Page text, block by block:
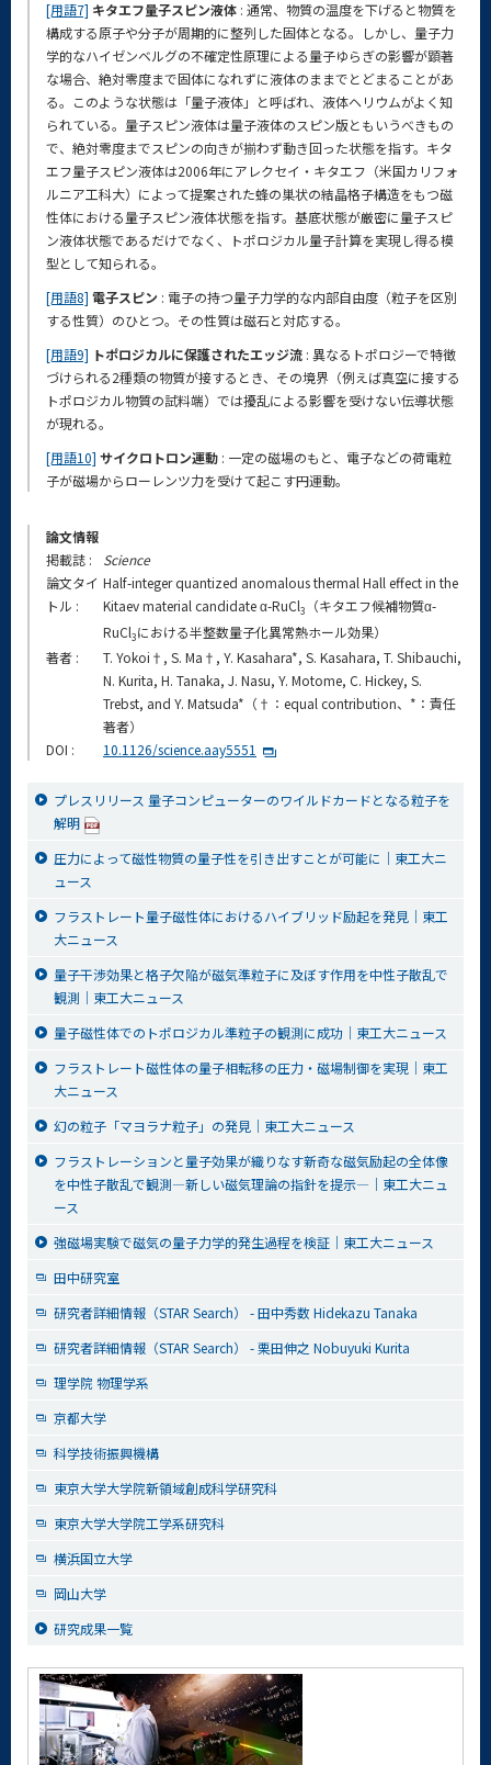
[用語7] キタエフ量子スピン液体 : 通常、物質の温度を下げると物質を
構成する原子や分子が周期的に整列した固体となる。しかし、量子力
学的なハイゼンベルグの不確定性原理による量子ゆらぎの影響が顕著
な場合、絶対零度まで固体になれずに液体のままでとどまることがあ
る。このような状態は「量子液体」と呼ばれ、液体ヘリウムがよく知
られている。量子スピン液体は量子液体のスピン版ともいうべきもの
で、絶対零度までスピンの向きが揃わず動き回った状態を指す。キタ
エフ量子スピン液体は2006年にアレクセイ・キタエフ（米国カリフォ
ルニア工科大）によって提案された蜂の巣状の結晶格子構造をもつ磁
性体における量子スピン液体状態を指す。基底状態が厳密に量子スピ
ン液体状態であるだけでなく、トポロジカル量子計算を実現し得る模
型として知られる。
[用語8] 電子スピン : 電子の持つ量子力学的な内部自由度（粒子を区別
する性質）のひとつ。その性質は磁石と対応する。
[用語9] トポロジカルに保護されたエッジ流 : 異なるトポロジーで特徴
づけられる2種類の物質が接するとき、その境界（例えば真空に接する
トポロジカル物質の試料端）では擾乱による影響を受けない伝導状態
が現れる。
[用語10] サイクロトロン運動 : 一定の磁場のもと、電子などの荷電粒
子が磁場からローレンツ力を受けて起こす円運動。
論文情報
掲載誌 :
Science
論文タイ
トル :
Half-integer quantized anomalous thermal Hall effect in the
Kitaev material candidate α-RuCl3
（キタエフ候補物質α-
RuCl3における半整数量子化異常熱ホール効果）
著者 :
T. Yokoi†, S. Ma†, Y. Kasahara*, S. Kasahara, T. Shibauchi,
N. Kurita, H. Tanaka, J. Nasu, Y. Motome, C. Hickey, S.
Trebst, and Y. Matsuda*（†：equal contribution、*：責任
著者）
DOI :
10.1126/science.aay5551
プレスリリース 量子コンピューターのワイルドカードとなる粒子を
解明
圧力によって磁性物質の量子性を引き出すことが可能に｜東工大ニ
ュース
フラストレート量子磁性体におけるハイブリッド励起を発見｜東工
大ニュース
量子干渉効果と格子欠陥が磁気準粒子に及ぼす作用を中性子散乱で
観測｜東工大ニュース
量子磁性体でのトポロジカル準粒子の観測に成功｜東工大ニュース
フラストレート磁性体の量子相転移の圧力・磁場制御を実現｜東工
大ニュース
幻の粒子「マヨラナ粒子」の発見｜東工大ニュース
フラストレーションと量子効果が織りなす新奇な磁気励起の全体像
を中性子散乱で観測—新しい磁気理論の指針を提示—｜東工大ニュ
ース
強磁場実験で磁気の量子力学的発生過程を検証｜東工大ニュース
田中研究室
研究者詳細情報（STAR Search） - 田中秀数 Hidekazu Tanaka
研究者詳細情報（STAR Search） - 栗田伸之 Nobuyuki Kurita
理学院 物理学系
京都大学
科学技術振興機構
東京大学大学院新領域創成科学研究科
東京大学大学院工学系研究科
横浜国立大学
岡山大学
研究成果一覧